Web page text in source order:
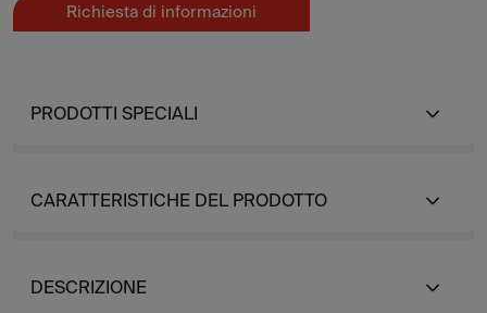
Richiesta di informazioni
PRODOTTI SPECIALI
CARATTERISTICHE DEL PRODOTTO
DESCRIZIONE